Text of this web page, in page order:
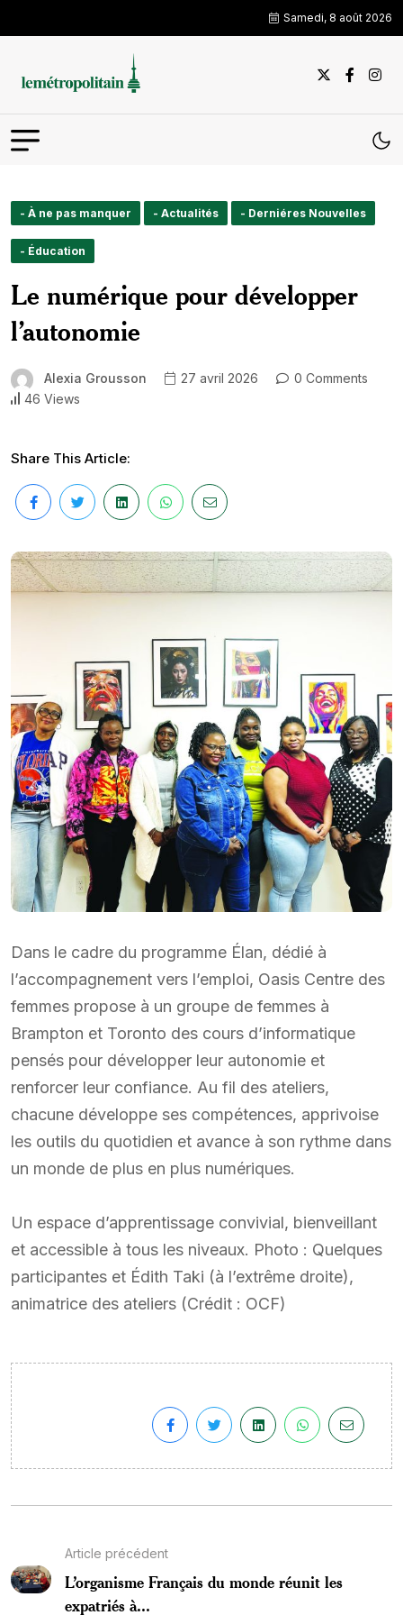
Samedi, 8 août 2026
- À ne pas manquer - Actualités - Derniéres Nouvelles
- Éducation
Le numérique pour développer
l’autonomie
Alexia Grousson 27 avril 2026
0 Comments
46 Views
Share This Article:
Dans le cadre du programme Élan, dédié à
l’accompagnement vers l’emploi, Oasis Centre des
femmes propose à un groupe de femmes à
Brampton et Toronto des cours d’informatique
pensés pour développer leur autonomie et
renforcer leur confiance. Au fil des ateliers,
chacune développe ses compétences, apprivoise
les outils du quotidien et avance à son rythme dans
un monde de plus en plus numériques.
Un espace d’apprentissage convivial, bienveillant
et accessible à tous les niveaux. Photo : Quelques
participantes et Édith Taki (à l’extrême droite),
animatrice des ateliers (Crédit : OCF)
Article précédent
L’organisme Français du monde réunit les
expatriés à...